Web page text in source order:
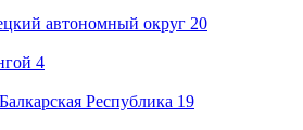
автономный округ 20
4
Республика 19